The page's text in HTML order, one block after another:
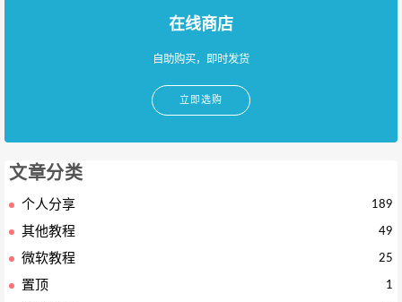
在线商店
自助购买，即时发货
立即选购
文章分类
个人分享 189
其他教程 49
微软教程 25
置顶 1